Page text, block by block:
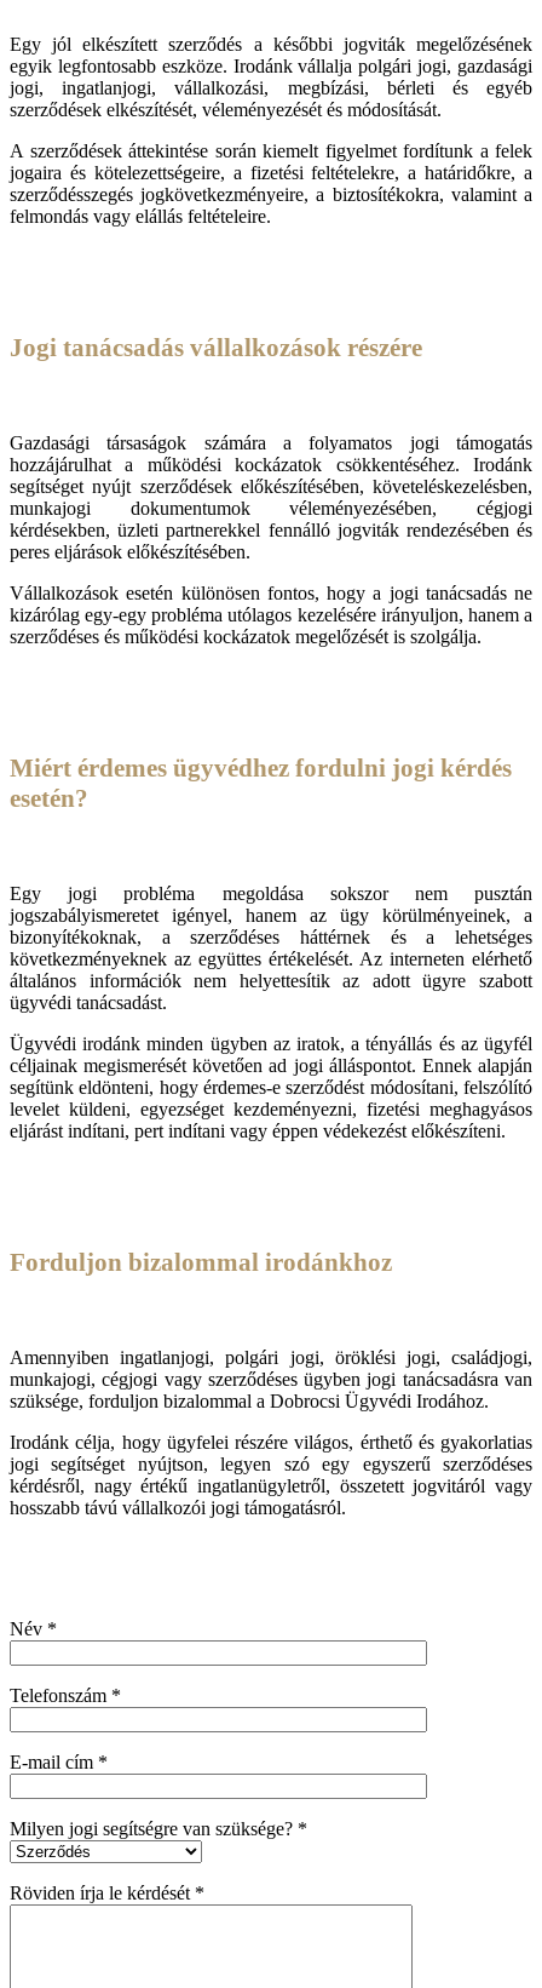
Egy jól elkészített szerződés a későbbi jogviták megelőzésének
egyik legfontosabb eszköze. Irodánk vállalja polgári jogi, gazdasági
jogi, ingatlanjogi, vállalkozási, megbízási, bérleti és egyéb
szerződések elkészítését, véleményezését és módosítását.
A szerződések áttekintése során kiemelt figyelmet fordítunk a felek
jogaira és kötelezettségeire, a fizetési feltételekre, a határidőkre, a
szerződésszegés jogkövetkezményeire, a biztosítékokra, valamint a
felmondás vagy elállás feltételeire.
Jogi tanácsadás vállalkozások részére
Gazdasági társaságok számára a folyamatos jogi támogatás
hozzájárulhat a működési kockázatok csökkentéséhez. Irodánk
segítséget nyújt szerződések előkészítésében, követeléskezelésben,
munkajogi dokumentumok véleményezésében, cégjogi
kérdésekben, üzleti partnerekkel fennálló jogviták rendezésében és
peres eljárások előkészítésében.
Vállalkozások esetén különösen fontos, hogy a jogi tanácsadás ne
kizárólag egy-egy probléma utólagos kezelésére irányuljon, hanem a
szerződéses és működési kockázatok megelőzését is szolgálja.
Miért érdemes ügyvédhez fordulni jogi kérdés
esetén?
Egy jogi probléma megoldása sokszor nem pusztán
jogszabályismeretet igényel, hanem az ügy körülményeinek, a
bizonyítékoknak, a szerződéses háttérnek és a lehetséges
következményeknek az együttes értékelését. Az interneten elérhető
általános információk nem helyettesítik az adott ügyre szabott
ügyvédi tanácsadást.
Ügyvédi irodánk minden ügyben az iratok, a tényállás és az ügyfél
céljainak megismerését követően ad jogi álláspontot. Ennek alapján
segítünk eldönteni, hogy érdemes-e szerződést módosítani, felszólító
levelet küldeni, egyezséget kezdeményezni, fizetési meghagyásos
eljárást indítani, pert indítani vagy éppen védekezést előkészíteni.
Forduljon bizalommal irodánkhoz
Amennyiben ingatlanjogi, polgári jogi, öröklési jogi, családjogi,
munkajogi, cégjogi vagy szerződéses ügyben jogi tanácsadásra van
szüksége, forduljon bizalommal a Dobrocsi Ügyvédi Irodához.
Irodánk célja, hogy ügyfelei részére világos, érthető és gyakorlatias
jogi segítséget nyújtson, legyen szó egy egyszerű szerződéses
kérdésről, nagy értékű ingatlanügyletről, összetett jogvitáról vagy
hosszabb távú vállalkozói jogi támogatásról.
Név *
Telefonszám *
E-mail cím *
Milyen jogi segítségre van szüksége? *
Röviden írja le kérdését *